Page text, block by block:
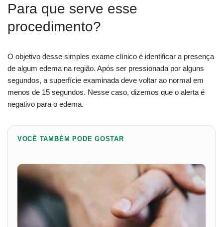
Para que serve esse
procedimento?
O objetivo desse simples exame clínico é identificar a presença
de algum edema na região. Após ser pressionada por alguns
segundos, a superfície examinada deve voltar ao normal em
menos de 15 segundos. Nesse caso, dizemos que o alerta é
negativo para o edema.
VOCÊ TAMBÉM PODE GOSTAR